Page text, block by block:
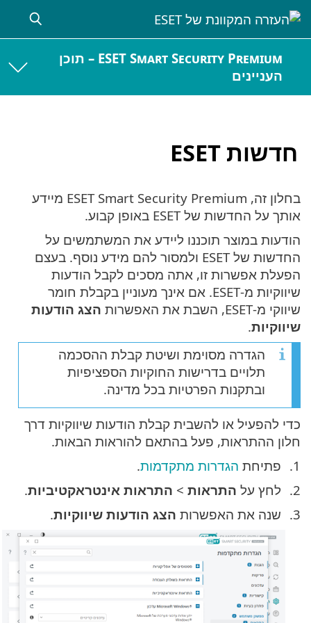
ESET Smart Security Premium – תוכן
העניינים
חדשות ESET
בחלון זה, ESET Smart Security Premium מיידע
אותך על החדשות של ESET באופן קבוע.
הודעות במוצר תוכננו ליידע את המשתמשים על
החדשות של ESET ולמסור להם מידע נוסף. בעצם
הפעלת אפשרות זו, אתה מסכים לקבל הודעות
שיווקיות מ-ESET. אם אינך מעוניין בקבלת חומר
שיווקי מ-ESET, השבת את האפשרות
הצג הודעות
שיווקיות.
הגדרה מסוימת ושיטת קבלת ההסכמה
תלויים בדרישות החוקיות הספציפיות
ובתקנות הפרטיות בכל מדינה.
כדי להפעיל או להשבית קבלת הודעות שיווקיות דרך
חלון ההתראות, פעל בהתאם להוראות הבאות.
פתיחת הגדרות מתקדמות.
לחץ על התראות > התראות אינטראקטיביות.
שנה את האפשרות הצג הודעות שיווקיות.